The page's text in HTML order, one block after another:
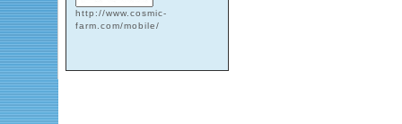
http://www.cosmic-
farm.com/mobile/